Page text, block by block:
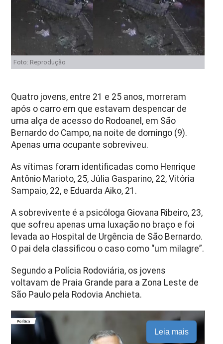
Foto: Reprodução
Quatro jovens, entre 21 e 25 anos, morreram
após o carro em que estavam despencar de
uma alça de acesso do Rodoanel, em São
Bernardo do Campo, na noite de domingo (9).
Apenas uma ocupante sobreviveu.
As vítimas foram identificadas como Henrique
Antônio Marioto, 25, Júlia Gasparino, 22, Vitória
Sampaio, 22, e Eduarda Aiko, 21.
A sobrevivente é a psicóloga Giovana Ribeiro, 23,
que sofreu apenas uma luxação no braço e foi
levada ao Hospital de Urgência de São Bernardo.
O pai dela classificou o caso como “um milagre”.
Segundo a Polícia Rodoviária, os jovens
voltavam de Praia Grande para a Zona Leste de
São Paulo pela Rodovia Anchieta.
Leia mais